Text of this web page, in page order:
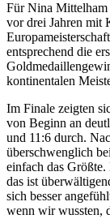
Für Nina Mittelham
vor drei Jahren mit
entsprechend die
kontinentalen
Im Finale zeigten
von Beginn an
und 11:6 durch.
überschwenglich
einfach das
das ist
sich besser
wenn wir wussten,